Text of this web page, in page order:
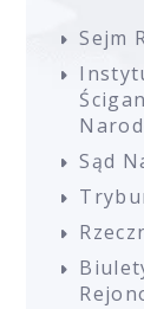
Sejm
Sąd